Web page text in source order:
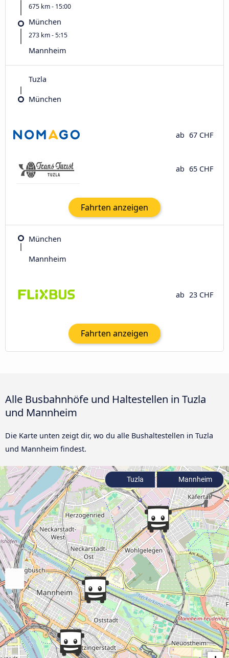
675 km - 15:00
München
273 km - 5:15
Mannheim
Tuzla
München
ab 67 CHF
ab 65 CHF
Fahrten anzeigen
München
Mannheim
ab 23 CHF
Fahrten anzeigen
Alle Busbahnhöfe und Haltestellen in Tuzla
und Mannheim
Die Karte unten zeigt dir, wo du alle Bushaltestellen in Tuzla
und Mannheim findest.
Tuzla Mannheim